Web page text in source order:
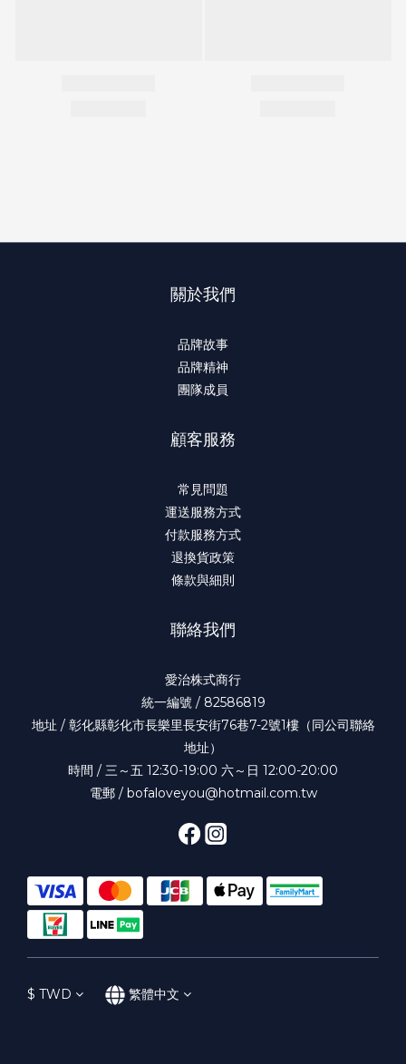
關於我們
品牌故事
品牌精神
團隊成員
顧客服務
常見問題
運送服務方式
付款服務方式
退換貨政策
條款與細則
聯絡我們
愛治株式商行
統一編號 / 82586819
地址 / 彰化縣彰化市長樂里長安街76巷7-2號1樓（同公司聯絡
地址）
時間 / 三～五 12:30-19:00 六～日 12:00-20:00
電郵 / bofaloveyou@hotmail.com.tw
$ TWD 繁體中文